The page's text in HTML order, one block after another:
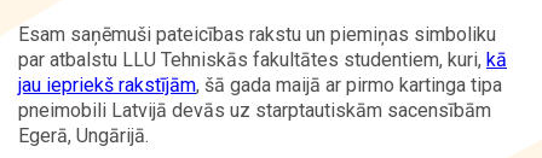
Pakalpojumi Astarte Bizness
Esam saņēmuši pateicības rakstu un piemiņas simboliku
par atbalstu LLU Tehniskās fakultātes studentiem, kuri, kā
jau iepriekš rakstījām, šā gada maijā ar pirmo kartinga tipa
pneimobili Latvijā devās uz starptautiskām sacensībām
Egerā, Ungārijā.